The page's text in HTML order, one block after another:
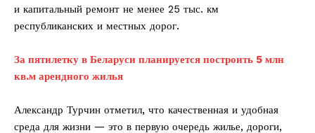
и капитальный ремонт не менее 25 тыс. км
республиканских и местных дорог.
За пятилетку в Беларуси планируется построить 5 млн
кв.м арендного жилья
Александр Турчин отметил, что качественная и удобная
среда для жизни — это в первую очередь жилье, дороги,